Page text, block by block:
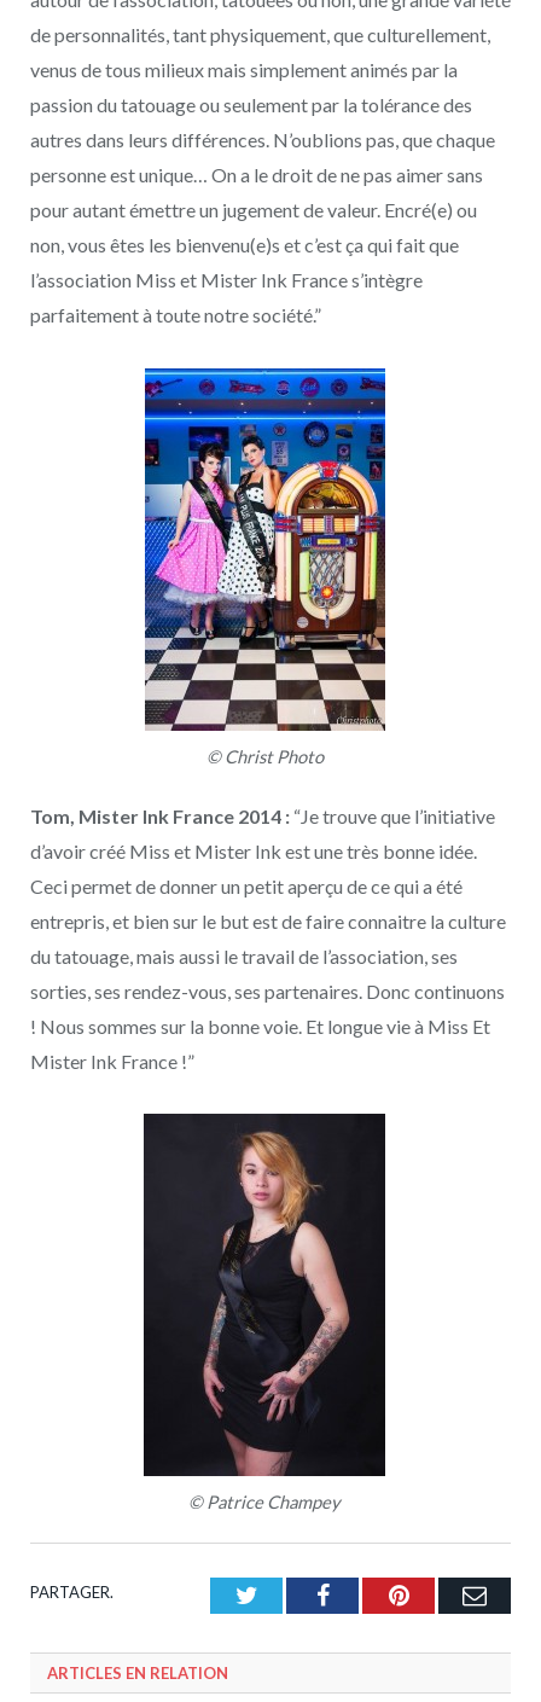
de personnalités, tant physiquement, que culturellement,
venus de tous milieux mais simplement animés par la
passion du tatouage ou seulement par la tolérance des
autres dans leurs différences. N’oublions pas, que chaque
personne est unique… On a le droit de ne pas aimer sans
pour autant émettre un jugement de valeur. Encré(e) ou
non, vous êtes les bienvenu(e)s et c’est ça qui fait que
l’association Miss et Mister Ink France s’intègre
parfaitement à toute notre société.”
© Christ Photo
Tom, Mister Ink France 2014 : “Je trouve que l’initiative
d’avoir créé Miss et Mister Ink est une très bonne idée.
Ceci permet de donner un petit aperçu de ce qui a été
entrepris, et bien sur le but est de faire connaitre la culture
du tatouage, mais aussi le travail de l’association, ses
sorties, ses rendez-vous, ses partenaires. Donc continuons
! Nous sommes sur la bonne voie. Et longue vie à Miss Et
Mister Ink France !”
© Patrice Champey
PARTAGER. TwitterFacebookPinterest
ARTICLES EN RELATION